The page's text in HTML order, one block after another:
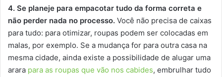
4. Se planeje para empacotar tudo da forma correta e
não perder nada no processo. Você não precisa de caixas
para tudo: para otimizar, roupas podem ser colocadas em
malas, por exemplo. Se a mudança for para outra casa na
mesma cidade, ainda existe a possibilidade de alugar uma
arara para as roupas que vão nos cabides, embrulhar tudo